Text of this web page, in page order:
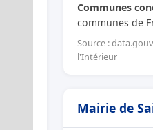
Communes
communes de
Source :
l'Intérieur
Mairie de